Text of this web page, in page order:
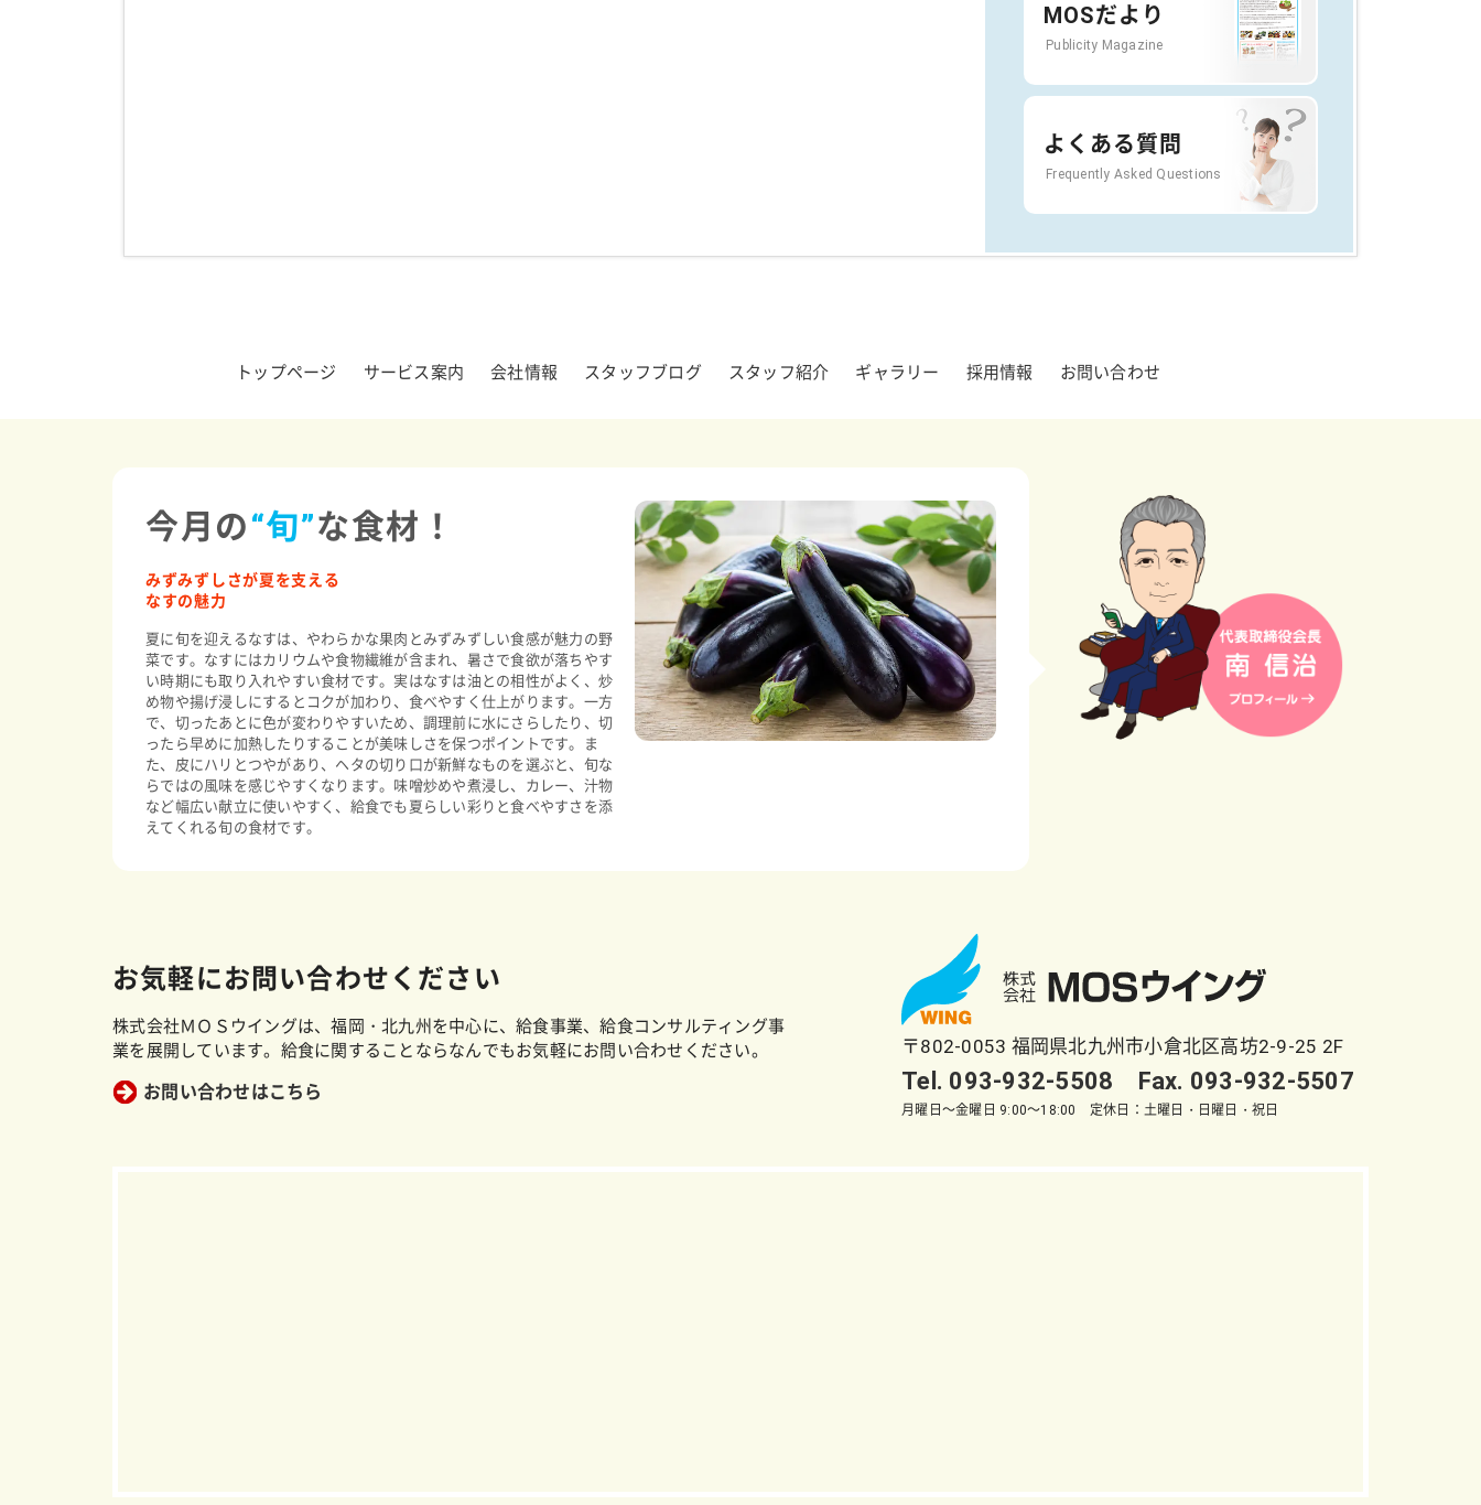
MOSだより
Publicity Magazine
よくある質問
Frequently Asked Questions
トップページ サービス案内 会社情報 スタッフブログ スタッフ紹介 ギャラリー 採用情報 お問い合わせ
今月の“旬”な食材！
みずみずしさが夏を支える
なすの魅力
夏に旬を迎えるなすは、やわらかな果肉とみずみずしい食感が魅力の野
菜です。なすにはカリウムや食物繊維が含まれ、暑さで食欲が落ちやす
い時期にも取り入れやすい食材です。実はなすは油との相性がよく、炒
め物や揚げ浸しにするとコクが加わり、食べやすく仕上がります。一方
で、切ったあとに色が変わりやすいため、調理前に水にさらしたり、切
ったら早めに加熱したりすることが美味しさを保つポイントです。ま
た、皮にハリとつやがあり、ヘタの切り口が新鮮なものを選ぶと、旬な
らではの風味を感じやすくなります。味噌炒めや煮浸し、カレー、汁物
など幅広い献立に使いやすく、給食でも夏らしい彩りと食べやすさを添
えてくれる旬の食材です。
お気軽にお問い合わせください
株式会社ＭＯＳウイングは、福岡・北九州を中心に、給食事業、給食コンサルティング事
業を展開しています。給食に関することならなんでもお気軽にお問い合わせください。
お問い合わせはこちら
〒802-0053 福岡県北九州市小倉北区高坊2-9-25 2F
Tel. 093-932-5508 Fax. 093-932-5507
月曜日～金曜日 9:00～18:00 定休日：土曜日・日曜日・祝日